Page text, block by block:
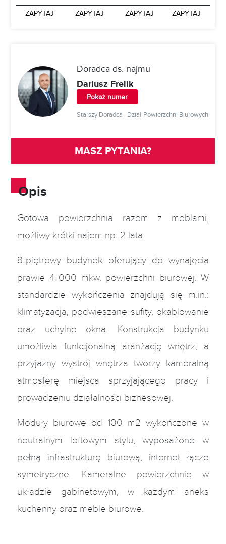
ZAPYTAJ ZAPYTAJ ZAPYTAJ ZAPYTAJ
Doradca ds. najmu
Dariusz Frelik
Pokaż numer
Starszy Doradca | Dział Powierzchni Biurowych
MASZ PYTANIA?
Opis
Gotowa powierzchnia razem z meblami,
możliwy krótki najem np. 2 lata.
8-piętrowy budynek oferujący do wynajęcia
prawie 4 000 mkw. powierzchni biurowej. W
standardzie wykończenia znajdują się m.in.:
klimatyzacja, podwieszane sufity, okablowanie
oraz uchylne okna. Konstrukcja budynku
umożliwia funkcjonalną aranżację wnętrz, a
przyjazny wystrój wnętrza tworzy kameralną
atmosferę miejsca sprzyjającego pracy i
prowadzeniu działalności biznesowej.
Moduły biurowe od 100 m2 wykończone w
neutralnym loftowym stylu, wyposażone w
pełną infrastrukturę biurową, internet łącze
symetryczne. Kameralne powierzchnie w
układzie gabinetowym, w każdym aneks
kuchenny oraz meble biurowe.